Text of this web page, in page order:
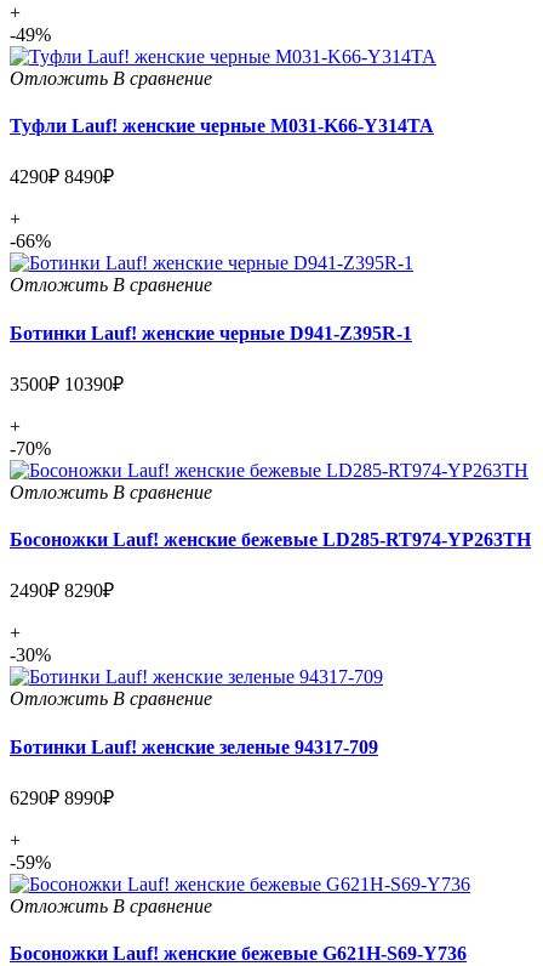
+
-49%
Отложить В сравнение
Туфли Lauf! женские черные M031-K66-Y314TA
4290₽ 8490₽
+
-66%
Отложить В сравнение
Ботинки Lauf! женские черные D941-Z395R-1
3500₽ 10390₽
+
-70%
Отложить В сравнение
Босоножки Lauf! женские бежевые LD285-RT974-YP263TH
2490₽ 8290₽
+
-30%
Отложить В сравнение
Ботинки Lauf! женские зеленые 94317-709
6290₽ 8990₽
+
-59%
Отложить В сравнение
Босоножки Lauf! женские бежевые G621H-S69-Y736